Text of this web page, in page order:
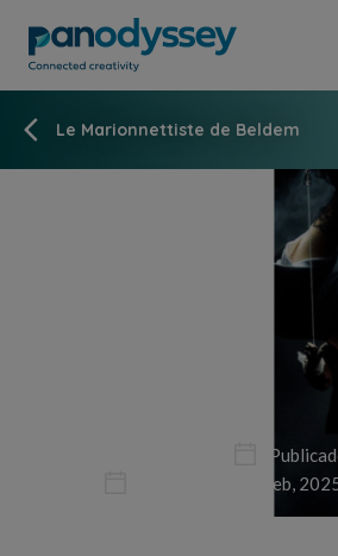
Le Marionnettiste de Beldem
Actualizado 10, feb,